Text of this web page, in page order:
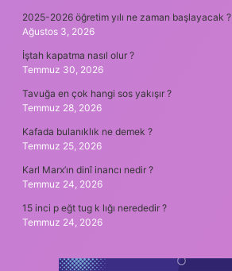
2025-2026 öğretim yılı ne zaman başlayacak ?
Ağustos 3, 2026
İştah kapatma nasıl olur ?
Temmuz 30, 2026
Tavuğa en çok hangi sos yakışır ?
Temmuz 28, 2026
Kafada bulanıklık ne demek ?
Temmuz 25, 2026
Karl Marx’ın dinî inancı nedir ?
Temmuz 24, 2026
15 inci p eğt tug k lığı nerededir ?
Temmuz 24, 2026